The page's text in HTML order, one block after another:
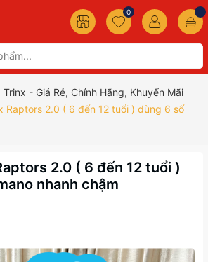
0
- Giá Rẻ, Chính Hãng, Khuyến Mãi
Raptors 2.0 ( 6 đến 12 tuổi ) dùng 6 số
2.0 ( 6 đến 12 tuổi )
nhanh chậm